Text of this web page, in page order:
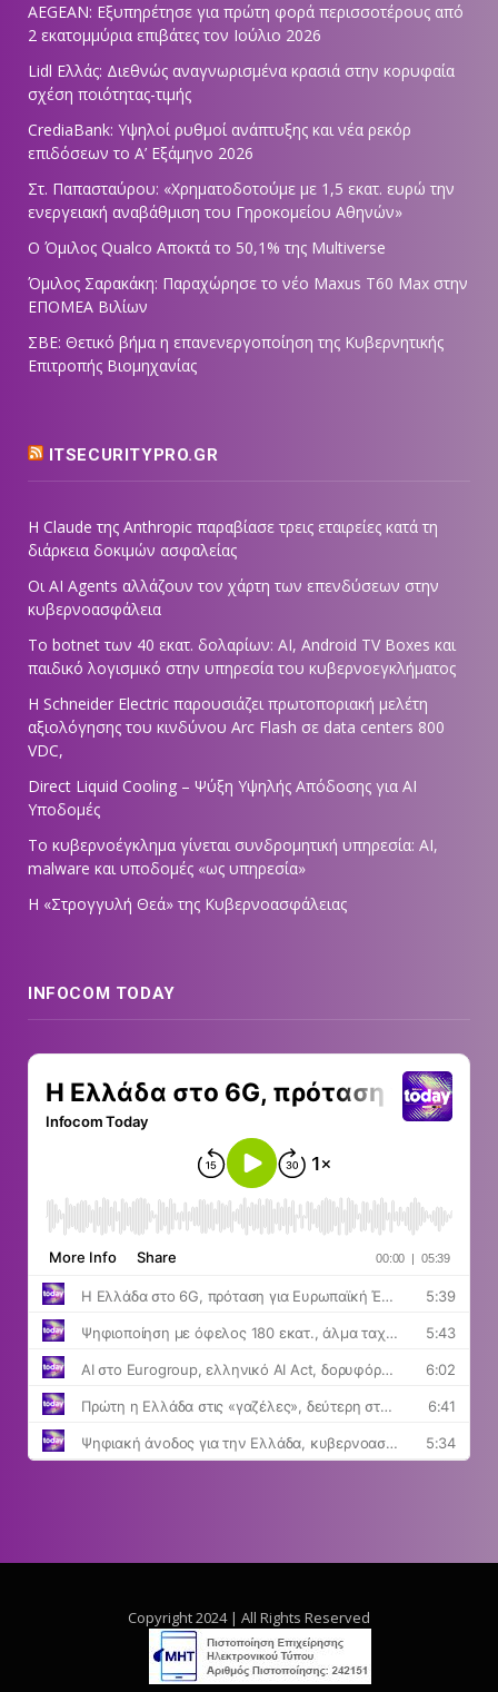
AEGEAN: Εξυπηρέτησε για πρώτη φορά περισσοτέρους από
2 εκατομμύρια επιβάτες τον Ιούλιο 2026
Lidl Ελλάς: Διεθνώς αναγνωρισμένα κρασιά στην κορυφαία
σχέση ποιότητας-τιμής
CrediaBank: Υψηλοί ρυθμοί ανάπτυξης και νέα ρεκόρ
επιδόσεων το Α’ Εξάμηνο 2026
Στ. Παπασταύρου: «Χρηματοδοτούμε με 1,5 εκατ. ευρώ την
ενεργειακή αναβάθμιση του Γηροκομείου Αθηνών»
Ο Όμιλος Qualco Αποκτά το 50,1% της Multiverse
Όμιλος Σαρακάκη: Παραχώρησε το νέο Maxus T60 Max στην
ΕΠΟΜΕΑ Βιλίων
ΣΒΕ: Θετικό βήμα η επανενεργοποίηση της Κυβερνητικής
Επιτροπής Βιομηχανίας
ITSECURITYPRO.GR
Η Claude της Anthropic παραβίασε τρεις εταιρείες κατά τη
διάρκεια δοκιμών ασφαλείας
Οι AI Agents αλλάζουν τον χάρτη των επενδύσεων στην
κυβερνοασφάλεια
Το botnet των 40 εκατ. δολαρίων: AI, Android TV Boxes και
παιδικό λογισμικό στην υπηρεσία του κυβερνοεγκλήματος
Η Schneider Electric παρουσιάζει πρωτοποριακή μελέτη
αξιολόγησης του κινδύνου Arc Flash σε data centers 800
VDC,
Direct Liquid Cooling – Ψύξη Υψηλής Απόδοσης για AI
Υποδομές
Το κυβερνοέγκλημα γίνεται συνδρομητική υπηρεσία: AI,
malware και υποδομές «ως υπηρεσία»
Η «Στρογγυλή Θεά» της Κυβερνοασφάλειας
INFOCOM TODAY
Copyright 2024 | All Rights Reserved